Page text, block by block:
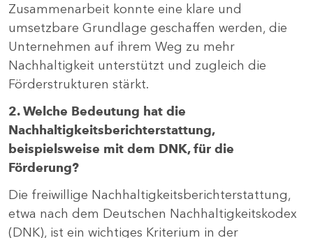
Zusammenarbeit konnte eine klare und
umsetzbare Grundlage geschaffen werden, die
Unternehmen auf ihrem Weg zu mehr
Nachhaltigkeit unterstützt und zugleich die
Förderstrukturen stärkt.
2. Welche Bedeutung hat die
Nachhaltigkeitsberichterstattung,
beispielsweise mit dem DNK, für die
Förderung?
Die freiwillige Nachhaltigkeitsberichterstattung,
etwa nach dem Deutschen Nachhaltigkeitskodex
(DNK), ist ein wichtiges Kriterium in der